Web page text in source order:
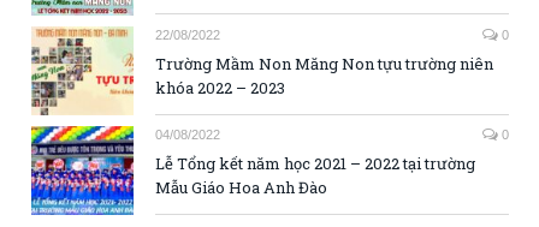
22/08/2022 0
Trường Mầm Non Măng Non tựu trường niên
khóa 2022 – 2023
04/08/2022 0
Lễ Tổng kết năm học 2021 – 2022 tại trường
Mẫu Giáo Hoa Anh Đào